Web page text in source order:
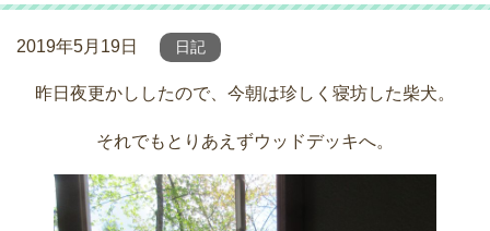
2019年5月19日 日記
昨日夜更かししたので、今朝は珍しく寝坊した柴犬。
それでもとりあえずウッドデッキへ。